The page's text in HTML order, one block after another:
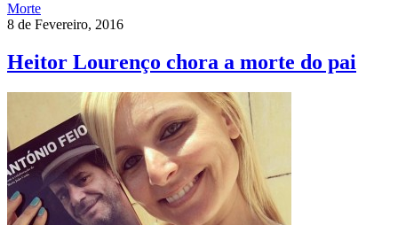
Morte
8 de Fevereiro, 2016
Heitor Lourenço chora a morte do pai